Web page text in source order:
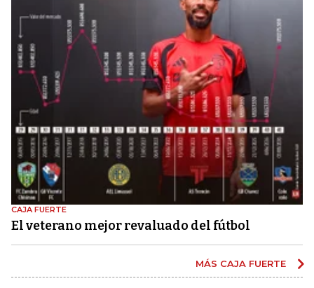
CAJA FUERTE
El veterano mejor revaluado del fútbol
MÁS CAJA FUERTE